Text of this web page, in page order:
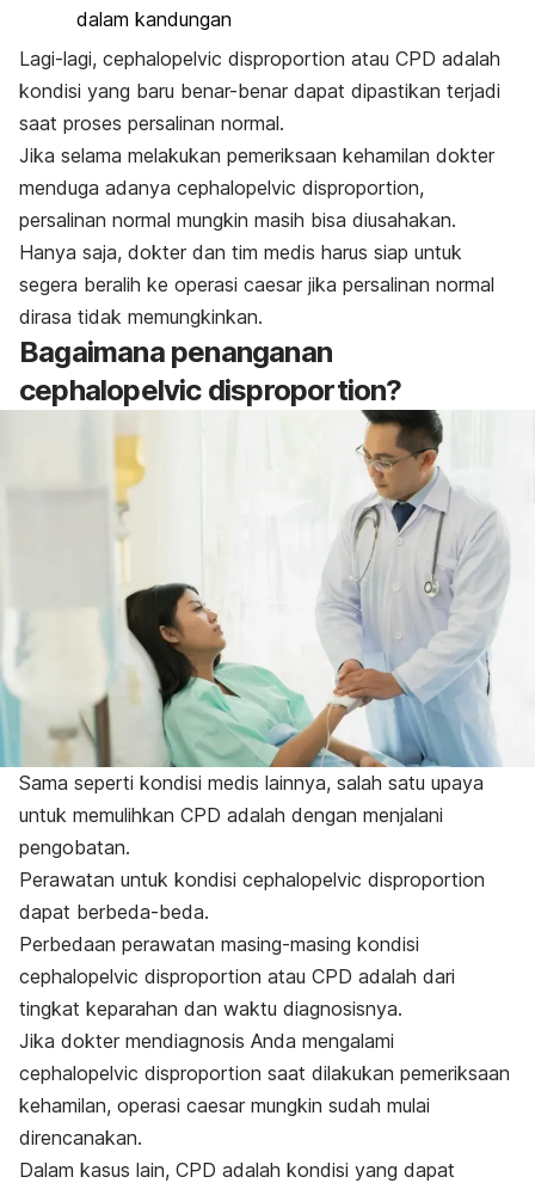
dalam kandungan
Lagi-lagi, cephalopelvic disproportion atau CPD adalah
kondisi yang baru benar-benar dapat dipastikan terjadi
saat proses persalinan normal.
Jika selama melakukan pemeriksaan kehamilan dokter
menduga adanya cephalopelvic disproportion,
persalinan normal mungkin masih bisa diusahakan.
Hanya saja, dokter dan tim medis harus siap untuk
segera beralih ke operasi caesar jika persalinan normal
dirasa tidak memungkinkan.
Bagaimana penanganan
cephalopelvic disproportion?
Sama seperti kondisi medis lainnya, salah satu upaya
untuk memulihkan CPD adalah dengan menjalani
pengobatan.
Perawatan untuk kondisi cephalopelvic disproportion
dapat berbeda-beda.
Perbedaan perawatan masing-masing kondisi
cephalopelvic disproportion atau CPD adalah dari
tingkat keparahan dan waktu diagnosisnya.
Jika dokter mendiagnosis Anda mengalami
cephalopelvic disproportion saat dilakukan pemeriksaan
kehamilan, operasi caesar mungkin sudah mulai
direncanakan.
Dalam kasus lain, CPD adalah kondisi yang dapat